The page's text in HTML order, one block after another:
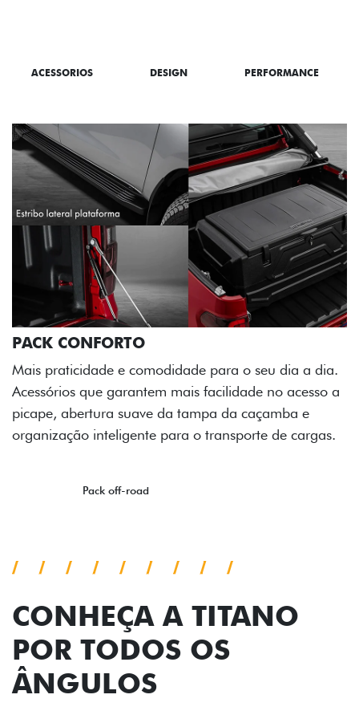
ACESSORIOS DESIGN PERFORMANCE
dia a dia.
no acesso a
e
de cargas.
CONHEÇA A TITANO
POR TODOS OS
ÂNGULOS